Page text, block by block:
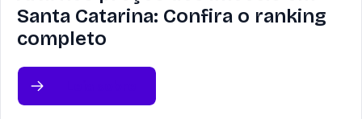
Santa Catarina: Confira o ranking
completo